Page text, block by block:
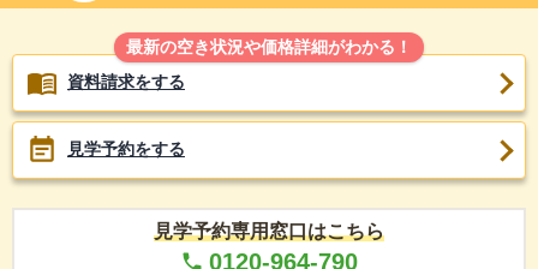
最新の空き状況や価格詳細がわかる！
資料請求をする
見学予約をする
見学予約専用窓口はこちら
0120-964-790